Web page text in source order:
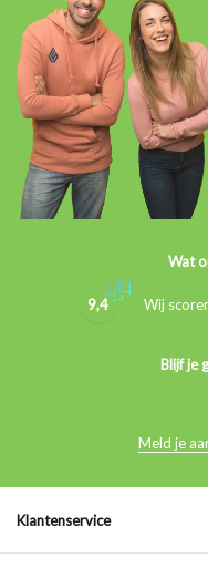
Wat
9,4 Wij
Blijf je
Meld je
Klantenservice